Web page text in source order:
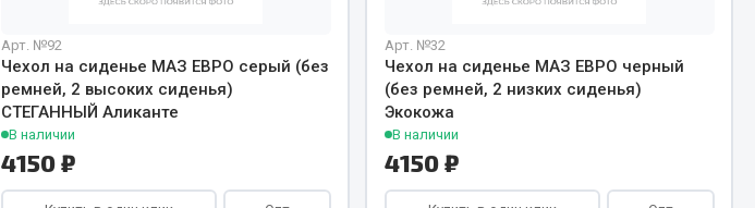
Запчасти на полуприцепы
Амортизаторы для полуприцепов
Запчасти КамАЗ
Система питания
Система выпуска газа
Сцепление
Арт. №92
Чехол на сиденье МАЗ ЕВРО серый (без
ремней, 2 высоких сиденья)
СТЕГАННЫЙ Аликанте
В наличии
4150 ₽
Арт. №32
Чехол на сиденье МАЗ ЕВРО черный
(без ремней, 2 низких сиденья)
Экокожа
В наличии
4150 ₽